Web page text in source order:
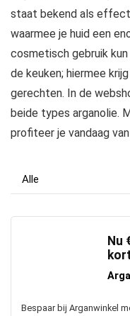
staat bekend als
waarmee je huid een
cosmetisch gebruik
de keuken; hiermee
gerechten. In de
beide types arganolie.
profiteer je vandaag
Alle
Nu
Bespaar bij Arganwinkel